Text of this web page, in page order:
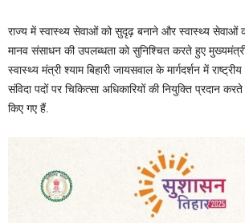
राज्य में स्वास्थ्य सेवाओं को सुदृढ़ बनाने और स्वास्थ्य सेवाओं की
मानव संसाधन की उपलब्धता को सुनिश्चित करते हुए
स्वास्थ्य मंत्री श्याम बिहारी जायसवाल के मार्गदर्शन में
संविदा पदों पर चिकित्सा अधिकारियों की नियुक्ति प्रदान
किए गए हैं.